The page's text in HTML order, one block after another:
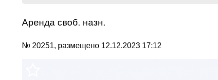
Аренда своб. назн.
№ 20251, размещено 12.12.2023 17:12